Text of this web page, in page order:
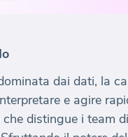
dai dati, la
e agire
distingue i team